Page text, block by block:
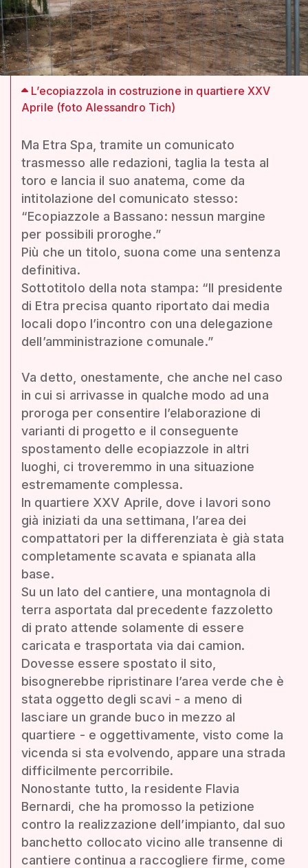
L’ecopiazzola in costruzione in quartiere XXV
Aprile (foto Alessandro Tich)
Ma Etra Spa, tramite un comunicato
trasmesso alle redazioni, taglia la testa al
toro e lancia il suo anatema, come da
intitolazione del comunicato stesso:
“Ecopiazzole a Bassano: nessun margine
per possibili proroghe.”
Più che un titolo, suona come una sentenza
definitiva.
Sottotitolo della nota stampa: “Il presidente
di Etra precisa quanto riportato dai media
locali dopo l’incontro con una delegazione
dell’amministrazione comunale.”
Va detto, onestamente, che anche nel caso
in cui si arrivasse in qualche modo ad una
proroga per consentire l’elaborazione di
varianti di progetto e il conseguente
spostamento delle ecopiazzole in altri
luoghi, ci troveremmo in una situazione
estremamente complessa.
In quartiere XXV Aprile, dove i lavori sono
già iniziati da una settimana, l’area dei
compattatori per la differenziata è già stata
completamente scavata e spianata alla
base.
Su un lato del cantiere, una montagnola di
terra asportata dal precedente fazzoletto
di prato attende solamente di essere
caricata e trasportata via dai camion.
Dovesse essere spostato il sito,
bisognerebbe ripristinare l’area verde che è
stata oggetto degli scavi - a meno di
lasciare un grande buco in mezzo al
quartiere - e oggettivamente, visto come la
vicenda si sta evolvendo, appare una strada
difficilmente percorribile.
Nonostante tutto, la residente Flavia
Bernardi, che ha promosso la petizione
contro la realizzazione dell’impianto, dal suo
banchetto collocato vicino alle transenne di
cantiere continua a raccogliere firme, come